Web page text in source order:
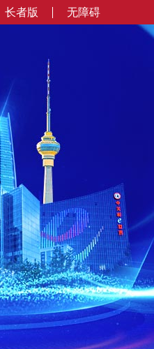
长者版 无障碍